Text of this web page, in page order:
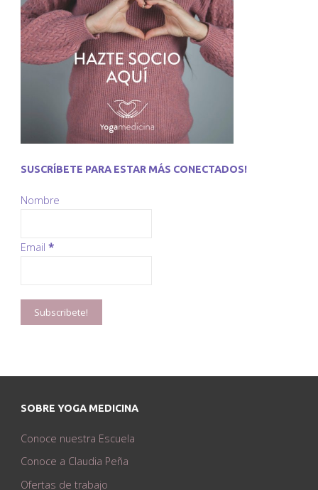
SUSCRÍBETE PARA ESTAR MÁS CONECTADOS!
Nombre
Email *
SOBRE YOGA MEDICINA
Conoce nuestra Escuela
Conoce a Claudia Peña
Ofertas de trabajo